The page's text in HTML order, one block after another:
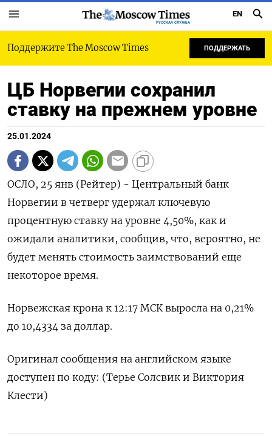
РУССКАЯ СЛУЖБА
EN
Поддержите The Moscow Times ПОДДЕРЖАТЬ
ЦБ Норвегии сохранил
ставку на прежнем уровне
25.01.2024
ОСЛО, 25 янв (Рейтер) - Центральный банк
Норвегии в четверг удержал ключевую
процентную ставку на уровне 4,50%, как и
ожидали аналитики, сообщив, что, вероятно, не
будет менять стоимость заимствований еще
некоторое время.
Норвежская крона к 12:17 МСК выросла на 0,21%
до 10,4334 за доллар.
Оригинал сообщения на английском языке
доступен по коду: (Терье Солсвик и Виктория
Клести)